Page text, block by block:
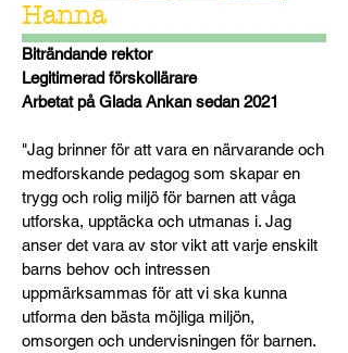
Hanna
Biträndande rektor
Legitimerad förskollärare
Arbetat på Glada Ankan sedan 2021
"Jag brinner för att vara en närvarande och
medforskande pedagog som skapar en
trygg och rolig miljö för barnen att våga
utforska, upptäcka och utmanas i. Jag
anser det vara av stor vikt att varje enskilt
barns behov och intressen
uppmärksammas för att vi ska kunna
utforma den bästa möjliga miljön,
omsorgen och undervisningen för barnen.